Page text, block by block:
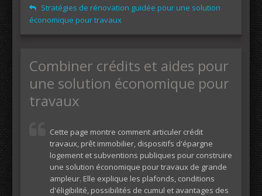
Stratégies de rénovation guidée pour une solution
économique pour travaux
Combiner crédits et aides pour
une solution économique pour
travaux
Cette page montre comment articuler crédit
travaux, prêt immobilier, dispositifs d'épargne
logement et subventions publiques pour construire
une solution économique pour travaux de grande
ampleur. Elle explique les plafonds, conditions
d'éligibilité, possibilités de cumul et avantages des